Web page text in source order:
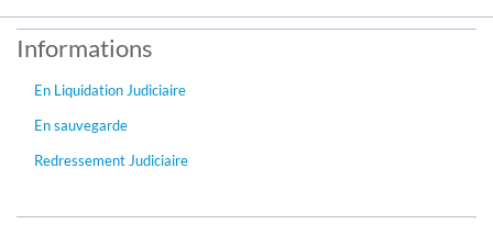
Informations
En Liquidation Judiciaire
En sauvegarde
Redressement Judiciaire